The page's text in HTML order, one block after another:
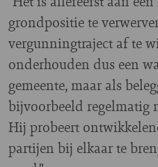
grondpositie te
vergunningtraject af te
onderhouden dus een
gemeente, maar als
bijvoorbeeld regelmatig
Hij probeert
partijen bij elkaar te